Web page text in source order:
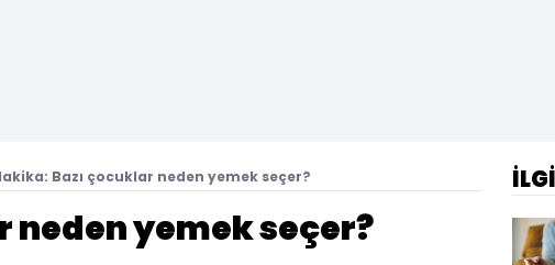
Bazı çocuklar neden yemek seçer?
neden yemek seçer?